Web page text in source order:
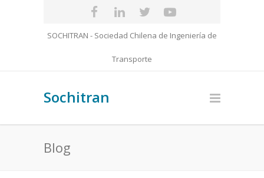
SOCHITRAN - Sociedad Chilena de Ingeniería de
Transporte
Sochitran
Blog